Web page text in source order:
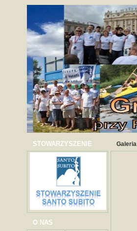
STOWARZYSZENIE
O NAS
Galeria